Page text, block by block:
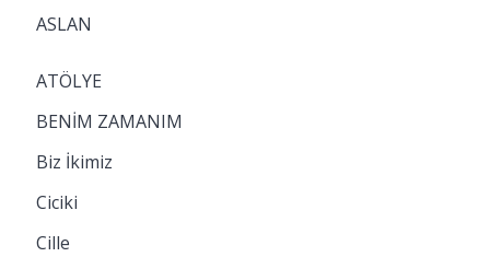
ASLAN
ATÖLYE
BENİM ZAMANIM
Biz İkimiz
Ciciki
Cille